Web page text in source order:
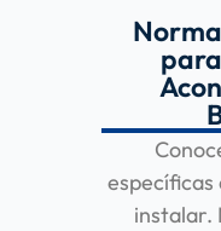
específicas
instalar.